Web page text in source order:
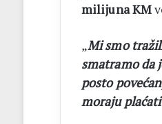
milijuna KM
„Mi smo
smatramo da
posto
moraju